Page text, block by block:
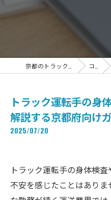
コラム
トラック運転手の身
解説する京都府向け
2025/07/20
トラック運転手の身体検
不安を感じたことはあり